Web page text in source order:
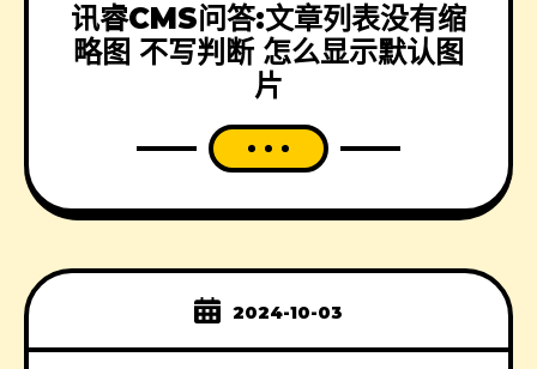
讯睿CMS问答:文章列表没有缩
略图 不写判断 怎么显示默认图
片
2024-10-03